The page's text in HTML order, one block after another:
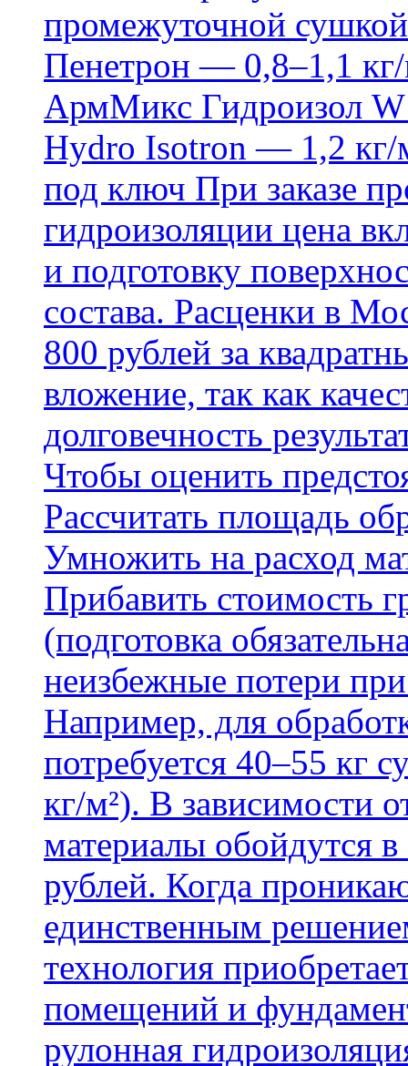
промежуточной
Пенетрон — 0,8–1,1 кг/
АрмМикс Гидроизол
Hydro Isotron — 1,2 кг/
под ключ При заказе
гидроизоляции цена
и подготовку
состава. Расценки в
800 рублей за
вложение, так как
долговечность
Чтобы оценить
Рассчитать площадь
Умножить на расход
Прибавить стоимость
(подготовка
неизбежные потери
Например, для
потребуется 40–55 кг
кг/м²). В зависимости
материалы обойдутся
рублей. Когда
единственным
технология
помещений и
рулонная